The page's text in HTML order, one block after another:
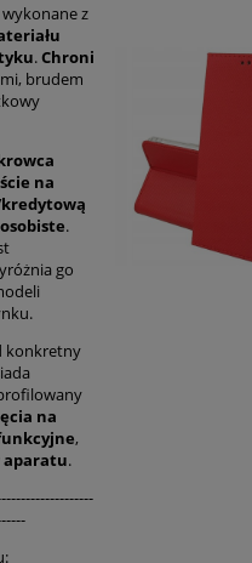
z
.Chroni
brudem
na
.
go
konkretny
na
,
.